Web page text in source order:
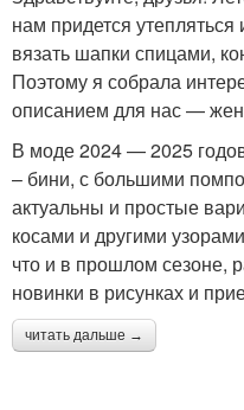
нам придется
вязать шапки спицами,
Поэтому я собрала
описанием для нас —
В моде 2024 — 2025
– бини, с большими
актуальны и простые
косами и другими
что и в прошлом сезоне,
новинки в рисунках и
читать дальше →